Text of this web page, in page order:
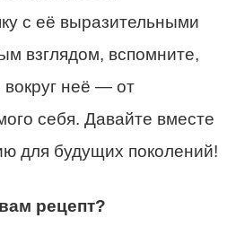
с её выразительными
взглядом, вспомните,
вокруг неё — от
себя. Давайте вместе
для будущих поколений!
рецепт?